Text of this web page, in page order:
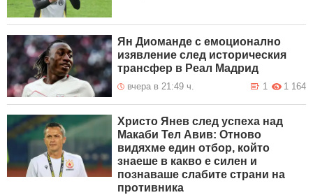
Ян Диоманде с емоционално
изявление след историческия
трансфер в Реал Мадрид
вчера в 21:49 ч. 1 164
1
Христо Янев след успеха над
Макаби Тел Авив: Отново
видяхме един отбор, който
знаеше в какво е силен и
познаваше слабите страни на
противника